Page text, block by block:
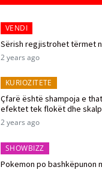
VENDI
Sërish regjistrohet tërmet
2 years ago
KURIOZITETE
Çfarë është shampoja e
efektet tek flokët dhe
2 years ago
SHOWBIZZ
Pokemon po bashkëpunon